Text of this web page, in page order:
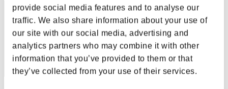
provide social media features and to analyse our
traffic. We also share information about your use of
our site with our social media, advertising and
analytics partners who may combine it with other
information that you’ve provided to them or that
they’ve collected from your use of their services.